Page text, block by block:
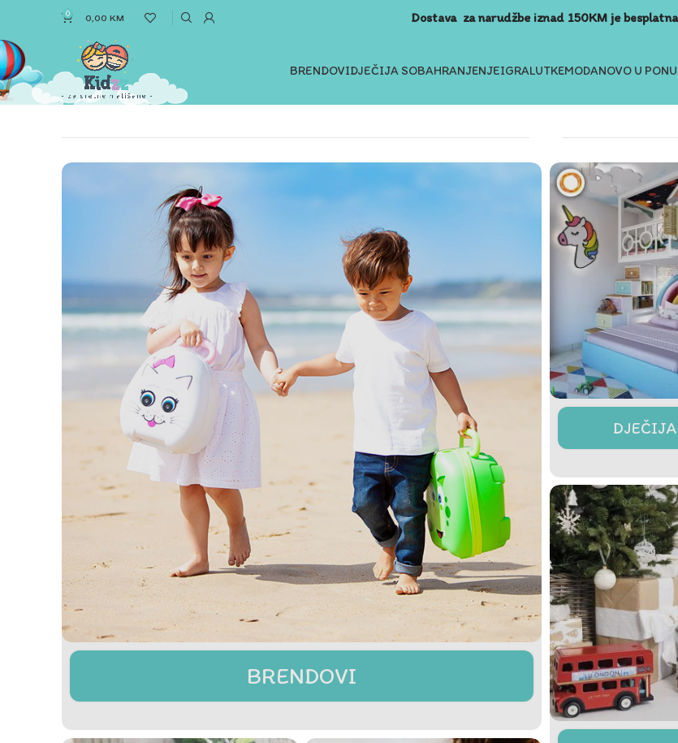
0 0,00 KM Dostava za narudžbe iznad 150KM je
BRENDOVIDJEČIJA SOBAHRANJENJEIGRALUTKEMODANOVO U
BRENDOVI